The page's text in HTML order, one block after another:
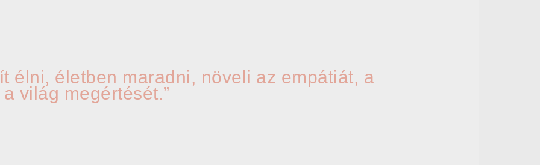
élni, életben maradni, növeli az empátiát, a
világ megértését.”